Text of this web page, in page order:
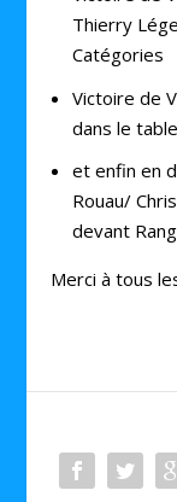
Thierry
Catégories
Victoire de
dans le
et enfin en
Rouau/
devant
Merci à tous